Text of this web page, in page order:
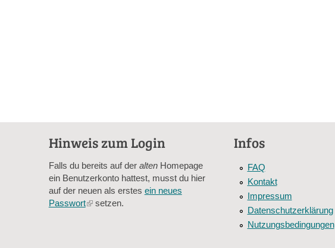
Hinweis zum Login
Falls du bereits auf der altenHomepage
ein Benutzerkonto hattest, musst du hier
auf der neuen als erstes ein neues
Passwort(linksetzen.
Infos
FAQ
Kontakt
Impressum
Datenschutzerklärung
Nutzungsbedingungen